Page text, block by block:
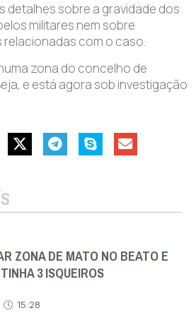
detalhes sobre a gravidade dos
militares nem sobre
com o caso.
zona do concelho de
e está agora sob investigação
ZONA DE MATO NO BEATO E
3 ISQUEIROS
15:28